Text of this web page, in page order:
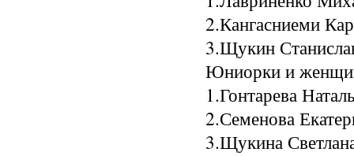
3.Щукин
Юниорки и
1.Гонтарева
2.Семенова
3.Щукина